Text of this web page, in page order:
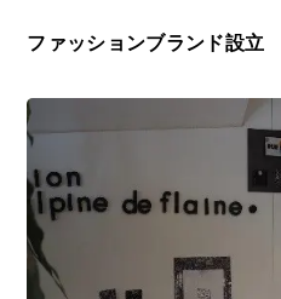
ファッションブランド設立